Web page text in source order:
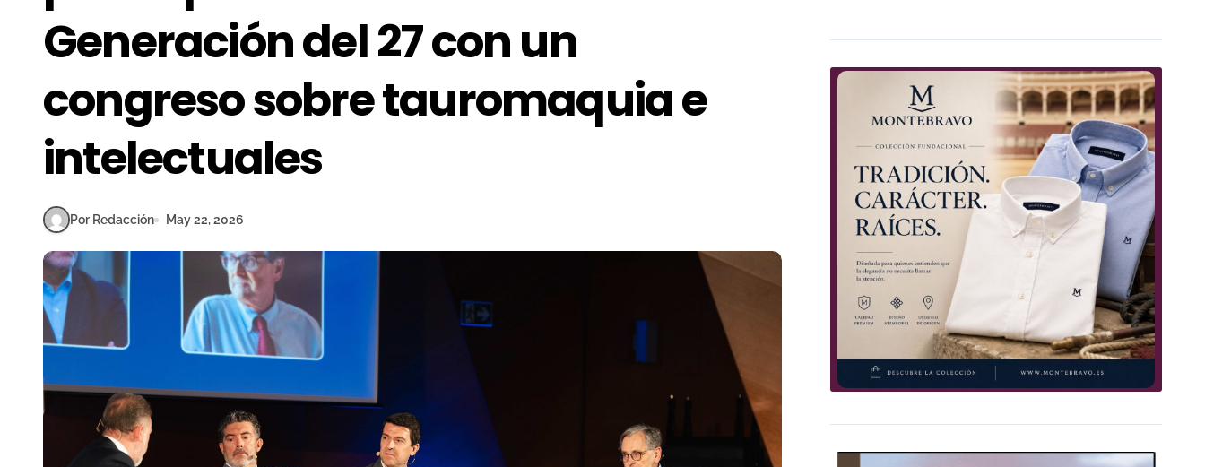
Generación del 27 con un
congreso sobre tauromaquia e
intelectuales
Por Redacción May 22, 2026